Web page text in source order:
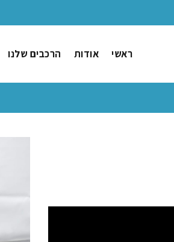
ראשי אודות הרכבים שלנו